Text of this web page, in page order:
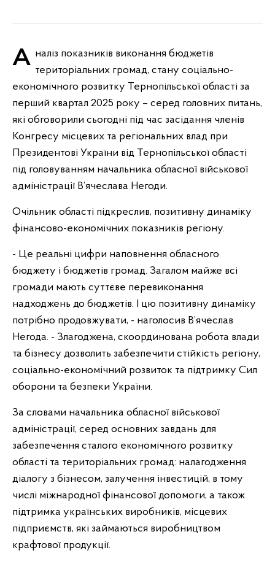
Аналіз показників виконання бюджетів територіальних громад, стану соціально-
економічного розвитку Тернопільської області за
перший квартал 2025 року – серед головних питань,
які обговорили сьогодні під час засідання членів
Конгресу місцевих та регіональних влад при
Президентові України від Тернопільської області
під головуванням начальника обласної військової
адміністрації В’ячеслава Негоди.
Очільник області підкреслив, позитивну динаміку
фінансово-економічних показників регіону.
- Це реальні цифри наповнення обласного
бюджету і бюджетів громад. Загалом майже всі
громади мають суттєве перевиконання
надходжень до бюджетів. І цю позитивну динаміку
потрібно продовжувати, - наголосив В’ячеслав
Негода. - Злагоджена, скоординована робота влади
та бізнесу дозволить забезпечити стійкість регіону,
соціально-економічний розвиток та підтримку Сил
оборони та безпеки України.
За словами начальника обласної військової
адміністрації, серед основних завдань для
забезпечення сталого економічного розвитку
області та територіальних громад: налагодження
діалогу з бізнесом, залучення інвестицій, в тому
числі міжнародної фінансової допомоги, а також
підтримка українських виробників, місцевих
підприємств, які займаються виробництвом
крафтової продукції.